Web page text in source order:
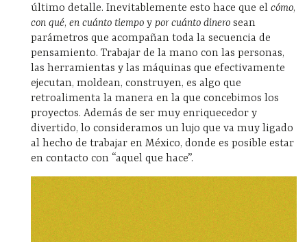
último detalle. Inevitablemente esto hace que el cómo,
con qué, en cuánto tiempo y por cuánto dinero sean
parámetros que acompañan toda la secuencia de
pensamiento. Trabajar de la mano con las personas,
las herramientas y las máquinas que efectivamente
ejecutan, moldean, construyen, es algo que
retroalimenta la manera en la que concebimos los
proyectos. Además de ser muy enriquecedor y
divertido, lo consideramos un lujo que va muy ligado
al hecho de trabajar en México, donde es posible estar
en contacto con “aquel que hace”.